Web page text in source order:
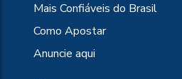
Mais Confiáveis do Brasil
Como Apostar
Anuncie aqui